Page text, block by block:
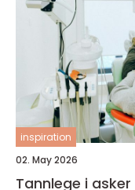
inspiration
02. May 2026